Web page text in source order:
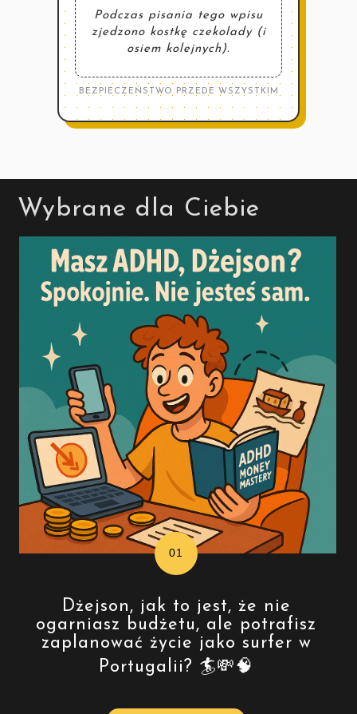
Podczas pisania tego wpisu
zjedzono kostkę czekolady (i
osiem kolejnych).
BEZPIECZEŃSTWO PRZEDE WSZYSTKIM
Wybrane dla Ciebie
Dżejson, jak to jest, że nie
ogarniasz budżetu, ale potrafisz
zaplanować życie jako surfer w
Portugalii? 🏄💸🧠